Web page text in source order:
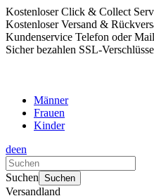
Kostenloser Click & Collect
Kostenloser Versand &
Kundenservice Telefon oder Mail
Sicher bezahlen SSL-
Männer
Frauen
Kinder
deen
die
Suchen Suchen
Versandland